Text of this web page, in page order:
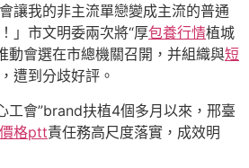
讓我的非主流單戀變成主流的普通
」市文明委兩次將“厚包養行情植城
動會選在市總機關召開，并組織與短
遭到分歧好評。
工會”brand扶植4個多月以來，邢臺
格ptt責任務高尺度落實，成效明